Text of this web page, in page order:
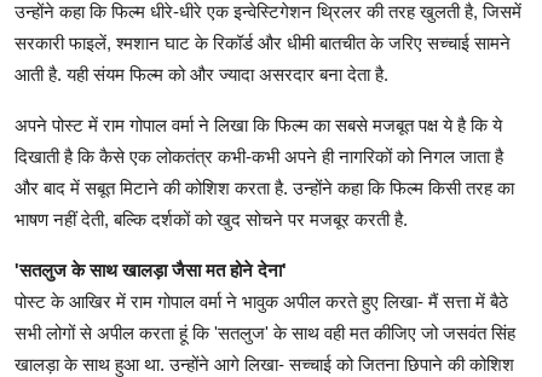
उन्होंने कहा कि फिल्म धीरे-धीरे एक इन्वेस्टिगेशन थ्रिलर की तरह खुलती है, जिसमें
सरकारी फाइलें, श्मशान घाट के रिकॉर्ड और धीमी बातचीत के जरिए सच्चाई सामने
आती है. यही संयम फिल्म को और ज्यादा असरदार बना देता है.
अपने पोस्ट में राम गोपाल वर्मा ने लिखा कि फिल्म का सबसे मजबूत पक्ष ये है कि ये
दिखाती है कि कैसे एक लोकतंत्र कभी-कभी अपने ही नागरिकों को निगल जाता है
और बाद में सबूत मिटाने की कोशिश करता है. उन्होंने कहा कि फिल्म किसी तरह का
भाषण नहीं देती, बल्कि दर्शकों को खुद सोचने पर मजबूर करती है.
'सतलुज के साथ खालड़ा जैसा मत होने देना'
पोस्ट के आखिर में राम गोपाल वर्मा ने भावुक अपील करते हुए लिखा- मैं सत्ता में बैठे
सभी लोगों से अपील करता हूं कि 'सतलुज' के साथ वही मत कीजिए जो जसवंत सिंह
खालड़ा के साथ हुआ था. उन्होंने आगे लिखा- सच्चाई को जितना छिपाने की कोशिश